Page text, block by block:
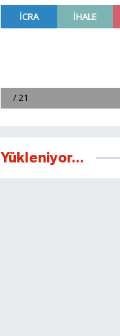
Yükleniyor...